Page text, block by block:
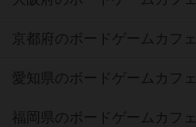
京都府のボードゲームカフェ
愛知県のボードゲームカフェ
福岡県のボードゲームカフェ